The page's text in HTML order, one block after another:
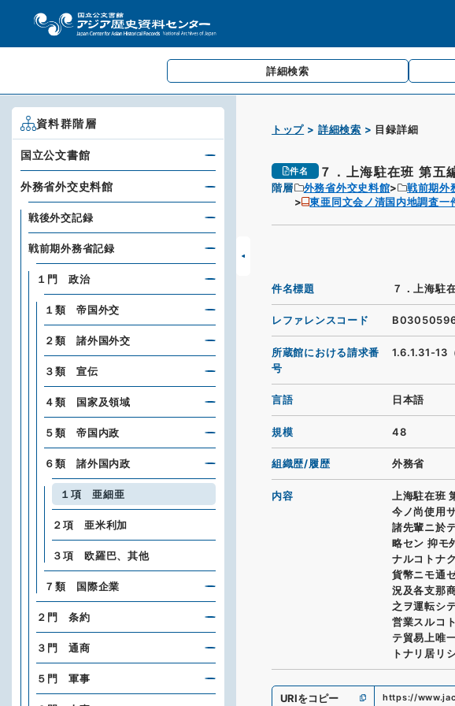
詳細検索
トップ 詳細検索 目録詳細
件名 ７．上海駐在班 第五
階層 外務省外交史料館 戦前期外
東亜同文会ノ清国内地調査一
件名標題 ７．上海駐
レファレンスコード
所蔵館における請求番
号
1.6.1.31-13
言語 日本語
規模 48
組織歴/履歴 外務省
内容
上海駐在班
今ノ尚使用
諸先輩ニ於
略セン 抑モ
ナルコトナ
貨幣ニモ通
況及各支那
之ヲ運転シ
営業スルコ
テ貿易上唯
トナリ居リ
URIをコピー https://
資料群階層
国立公文書館
外務省外交史料館
戦後外交記録
戦前期外務省記録
１門 政治
１類 帝国外交
２類 諸外国外交
３類 宣伝
４類 国家及領域
５類 帝国内政
６類 諸外国内政
１項 亜細亜
２項 亜米利加
３項 欧羅巴、其他
７類 国際企業
２門 条約
３門 通商
５門 軍事